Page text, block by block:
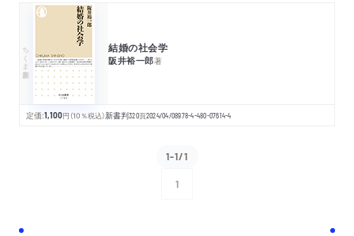
ちくま新書 結婚の社会学
阪井裕一郎著
定価:1,100円 （10％税込）新書判320頁2024/04/08978-4-480-07614-4
1-1/1
1